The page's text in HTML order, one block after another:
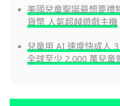
美國兒童聖誕最想要禮
貨幣 人氣超越遊戲主機
兒童用 AI 速度快成人
全球至少 2,000 萬兒童